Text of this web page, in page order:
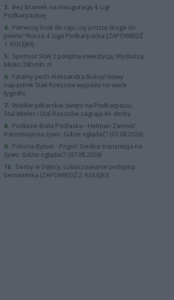
3. Bez bramek na inaugurację 4. Ligi
Podkarpackiej
4. Pierwszy krok do raju czy prosta droga do
piekła? Rusza 4. Liga Podkarpacka [ZAPOWIEDŹ
1. KOLEJKI]
5. Sponsor Stali z potężną inwestycją. Wydadzą
blisko 280 mln zł
6. Fatalny pech Aleksandra Buksy! Nowy
napastnik Stali Rzeszów wypada na wiele
tygodni
7. Wielkie piłkarskie święto na Podkarpaciu.
Stal Mielec i Stal Rzeszów zagrają 44. derby
8. Podlasie Biała Podlaska - Hetman Zamość
transmisja na żywo. Gdzie oglądać? (07.08.2026)
9. Polonia Bytom - Pogoń Siedlce transmisja na
żywo. Gdzie oglądać? (07.08.2026)
10. Derby w Dębicy. Lubaczowianie podejmą
beniaminka [ZAPOWIEDŹ 2. KOLEJKI]